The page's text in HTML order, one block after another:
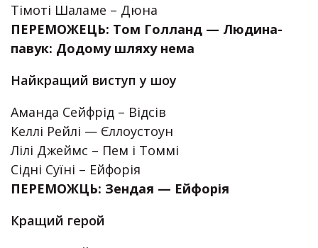
Тімоті Шаламе – Дюна
ПЕРЕМОЖЕЦЬ: Том Голланд — Людина-
павук: Додому шляху нема
Найкращий виступ у шоу
Аманда Сейфрід – Відсів
Келлі Рейлі — Єллоустоун
Лілі Джеймс – Пем і Томмі
Сідні Суїні – Ейфорія
ПЕРЕМОЖЦЬ: Зендая — Ейфорія
Кращий герой